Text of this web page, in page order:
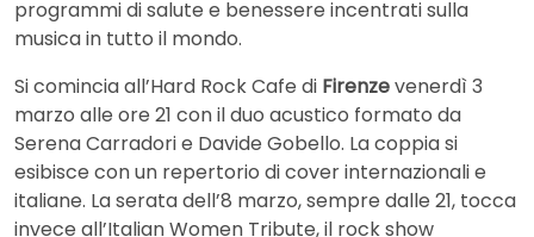
programmi di salute e benessere incentrati sulla
musica in tutto il mondo.
Si comincia all’Hard Rock Cafe di Firenzevenerdì 3
marzo alle ore 21 con il duo acustico formato da
Serena Carradori e Davide Gobello. La coppia si
esibisce con un repertorio di cover internazionali e
italiane. La serata dell’8 marzo, sempre dalle 21, tocca
invece all’Italian Women Tribute, il rock show